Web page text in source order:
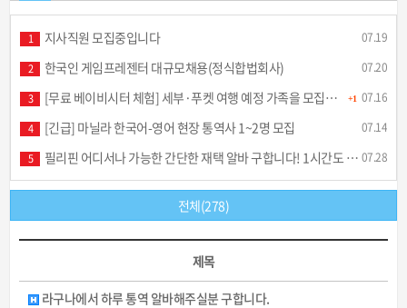
07.19
1 지사직원 모집중입니다
07.20
2 한국인 게임프레젠터 대규모채용(정식합법회사)
+1 07.16
3 [무료 베이비시터 체험] 세부·푸켓 여행 예정 가족을 모집합니다
07.14
4 [긴급] 마닐라 한국어-영어 현장 통역사 1~2명 모집
07.28
5 필리핀 어디서나 가능한 간단한 재택 알바 구합니다! 1시간도 안걸립니다.
전체(278)
제목
라구나에서 하루 통역 알바해주실분 구합니다.